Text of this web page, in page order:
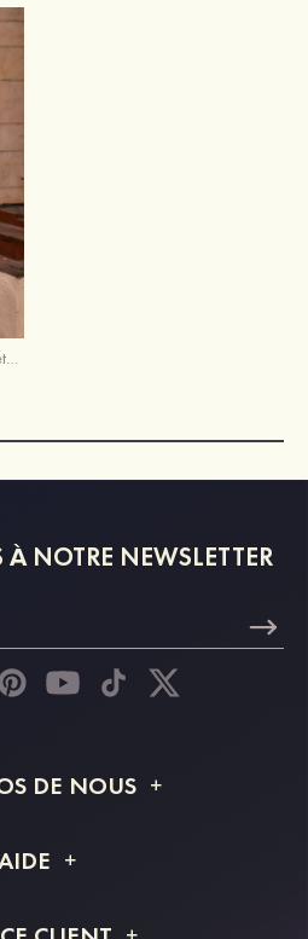
Robe trapèze col bénitier taffetas courte/mini robe de fête de la rentrée avec volants
NOTRE NEWSLETTER
DE NOUS
Livraison